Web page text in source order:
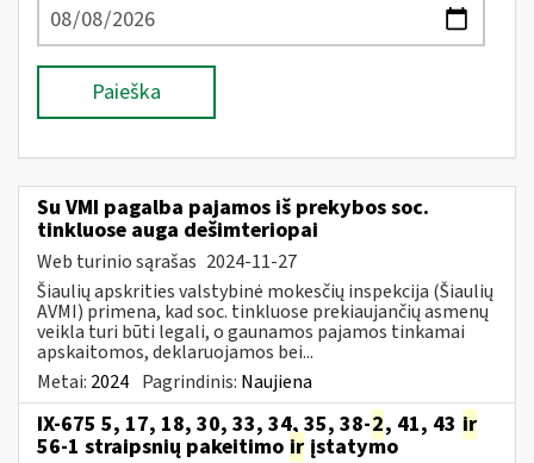
Paieška
Su VMI pagalba pajamos iš prekybos soc.
tinkluose auga dešimteriopai
Web turinio sąrašas 2024-11-27
Šiaulių apskrities valstybinė mokesčių inspekcija (Šiaulių
AVMI) primena, kad soc. tinkluose prekiaujančių asmenų
veikla turi būti legali, o gaunamos pajamos tinkamai
apskaitomos, deklaruojamos bei...
Metai: 2024 Pagrindinis: Naujiena
IX-675 5, 17, 18, 30, 33, 34, 35, 38-2, 41, 43 ir
56-1 straipsnių pakeitimo ir įstatymo